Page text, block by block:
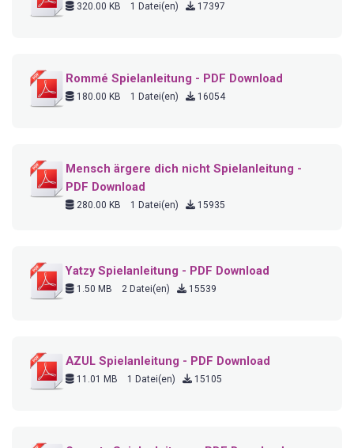
320.00 KB 1 Datei(en) 17397
Rommé Spielanleitung - PDF Download
180.00 KB 1 Datei(en) 16054
Mensch ärgere dich nicht Spielanleitung -
PDF Download
280.00 KB 1 Datei(en) 15935
Yatzy Spielanleitung - PDF Download
1.50 MB 2 Datei(en) 15539
AZUL Spielanleitung - PDF Download
11.01 MB 1 Datei(en) 15105